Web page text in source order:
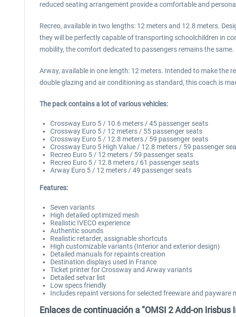
reduced seating arrangement provide a comfortable and
Recreo, available in two lengths: 12 meters and 12.8 meters.
they will be perfectly capable of transporting schoolchildren in
mobility, the comfort dedicated to passengers remains the
Arway, available in one length: 12 meters. Intended to make the
double glazing and air conditioning as standard, this coach is
The pack contains a lot of various vehicles:
Crossway Euro 5 / 10.6 meters / 45 passenger seats
Crossway Euro 5 / 12 meters / 55 passenger seats
Crossway Euro 5 / 12.8 meters / 59 passenger seats
Crossway Euro 5 High Value / 12.8 meters / 59 passenger
Recreo Euro 5 / 12 meters / 59 passenger seats
Recreo Euro 5 / 12.8 meters / 61 passenger seats
Arway Euro 5 / 12 meters / 49 passenger seats
Features:
Seven variants
High detailed optimized mesh
Realistic IVECO experience
Authentic sounds
Realistic retarder, assignable shortcuts
High customizable variants (Interior and exterior design)
Detailed manuals for repaints creation
Destination displays used in France
Ticket printer for Crossway and Arway variants
Detailed setvar list
Low specs friendly
Includes repaint versions for selected freeware and payware
Enlaces de continuación a "OMSI 2 Add-on Irisbus